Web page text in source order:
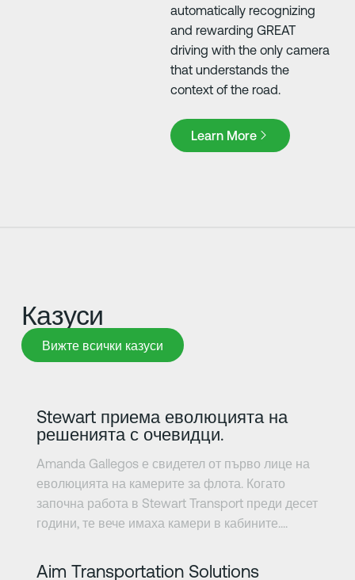
automatically recognizing
and rewarding GREAT
driving with the only camera
that understands the
context of the road.
Learn More
Learn More
Казуси
Вижте всички казуси
Вижте всички казуси
Stewart приема еволюцията на
решенията с очевидци.
Amanda Gallegos е свидетел от първо лице на
еволюцията на камерите за флота. Когато
започна работа в Stewart Transport преди десет
години, те вече имаха камери в кабините....
Aim Transportation Solutions